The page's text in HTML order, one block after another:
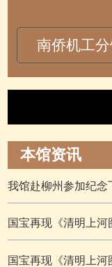
南侨机工
本馆资讯
我馆赴柳州参加纪念
国宝再现《清明上
国宝再现《清明上河